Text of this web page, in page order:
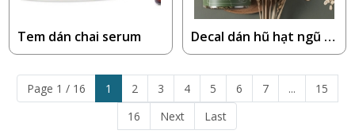
Tem dán chai serum
Decal dán hũ hạt ngũ c
ốc
Page 1 / 16 1 2 3 4 5 6 7 ...
15
16
Next Last